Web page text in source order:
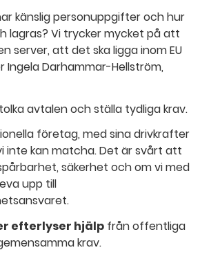
känslig personuppgifter och hur
lagras? Vi trycker mycket på att
server, att det ska ligga inom EU
Ingela Darhammar-Hellström,
avtalen och ställa tydliga krav.
företag, med sina drivkrafter
inte kan matcha. Det är svårt att
säkerhet och om vi med
upp till
efterlyser hjälp från offentliga
krav.